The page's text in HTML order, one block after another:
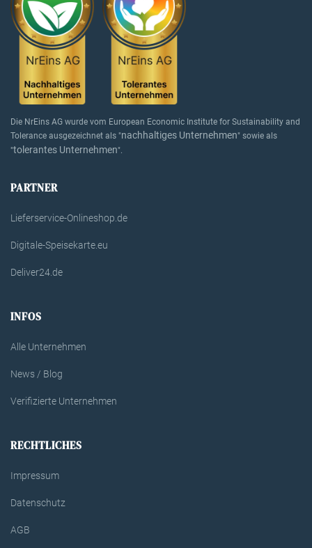
Die NrEins AG wurde vom European Economic Institute for Sustainability and
Tolerance ausgezeichnet als "nachhaltiges Unternehmen" sowie als
"tolerantes Unternehmen".
PARTNER
Lieferservice-Onlineshop.de
Digitale-Speisekarte.eu
Deliver24.de
INFOS
Alle Unternehmen
News / Blog
Verifizierte Unternehmen
RECHTLICHES
Impressum
Datenschutz
AGB